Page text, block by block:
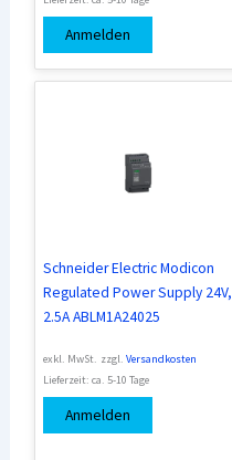
Anmelden
Schneider Electric Modicon
Regulated Power Supply 24V,
2.5A ABLM1A24025
exkl. MwSt. zzgl.Versandkosten
Lieferzeit:ca. 5-10 Tage
Anmelden